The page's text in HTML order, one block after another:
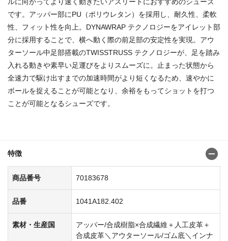
です。アッパー部にPU（ポリウレタン）を採用し、耐久性、柔軟
性、フィット性を向上。DYNAWRAP テクノロジーをアイレット部
分に採用することで、横へ動く際の前足部の安定性を実現。アウ
ターソール中足部搭載のTWISSTRUSS テクノロジーが、足を踏み
入れる動きや素早い足運びをよりスムーズに。止まった状態から
全速力で駆け出すまでの加速時間がより短くなるため、速やかに
ボールを捉えることが可能となり、余裕をもってショットを打つ
ことが可能となるシューズです。
特徴
商品番号 70183678
品番 1041A182.402
素材・生産国
アッパー/合成樹脂×合成繊維＋人工皮革＋
合成皮革＼アウターソール/ゴム底＼インナ